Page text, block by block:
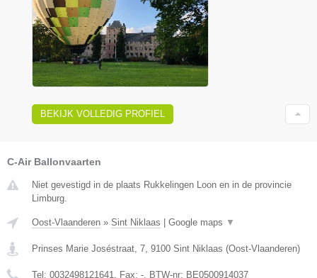
BEKIJK VOLLEDIG PROFIEL
C-Air Ballonvaarten
Niet gevestigd in de plaats Rukkelingen Loon en in de provincie
Limburg.
Oost-Vlaanderen » Sint Niklaas Google maps ▼
Prinses Marie Joséstraat, 7, 9100 Sint Niklaas (Oost-Vlaanderen)
Tel: 0032498121641, Fax: -, BTW-nr: BE0500914037